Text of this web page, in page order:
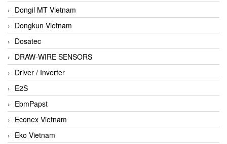
Dongil MT Vietnam
Dongkun Vietnam
Dosatec
DRAW-WIRE SENSORS
Driver / Inverter
E2S
EbmPapst
Econex Vietnam
Eko Vietnam